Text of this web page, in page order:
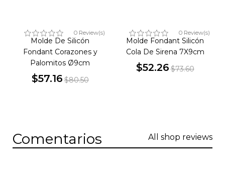
0 Review(s)
Molde De Silicón
Fondant Corazones y
Palomitos Ø9cm
$57.16$80.50
0 Review(s)
Molde Fondant Silicón
Cola De Sirena 7X9cm
$52.26$73.60
Comentarios All shop reviews